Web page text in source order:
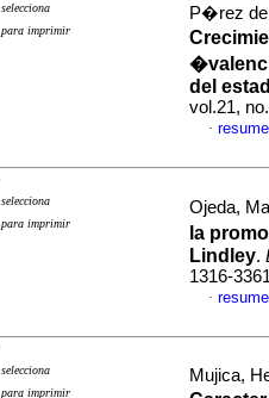
selecciona
para imprimir
P�rez
del
vol.21,
·
selecciona
para imprimir
Ojeda,
la
Lindley.
1316-
·
selecciona
para imprimir
Mujica,